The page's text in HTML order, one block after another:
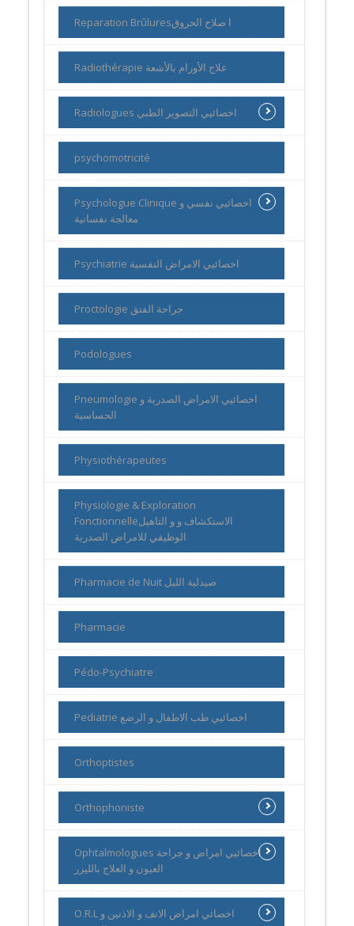
Reparation Brûluresا صلاح الحروق
Radiothérapie علاج الأورام بالأشعة
Radiologues اخصائيي التصوير الطبي
psychomotricité
Psychologue Clinique اخصائيي نفسي و
معالجة نفسانية
Psychiatrie اخصائيي الامراض النفسية
Proctologie جراحة الفتق
Podologues
Pneumologie اخصائيي الامراض الصدرية و
الحساسية
Physiothérapeutes
Physiologie & Exploration
Fonctionnelleالاستكشاف و و التاهيل
الوظيفي للامراض الصدرية
Pharmacie de Nuit صيدلية الليل
Pharmacie
Pédo-Psychiatre
Pediatrie اخصائيي طب الاطفال و الرضع
Orthoptistes
Orthophoniste
Ophtalmologues اخصائيي امراض و جراحة
العيون و العلاج بالليزر
O.R.L اخصائي امراض الانف و الاذنين و